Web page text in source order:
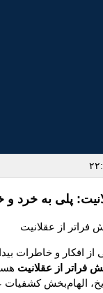
پلی به خرد و
از افکار و
فراتر از عقلانیت
الهام‌بخش